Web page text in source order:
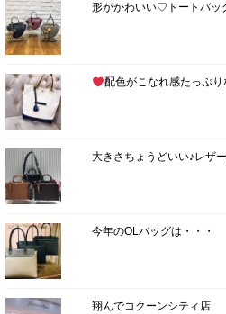
形がかわいい♡トートバッ
配色がこなれ感たっぷ
大きさちょうどいい♪レザ
今年のOLバッグは・・・
翔んでコクーンシティ店